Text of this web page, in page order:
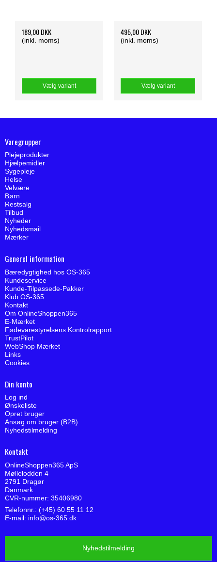
189,00 DKK
(inkl. moms)
Vælg variant
495,00 DKK
(inkl. moms)
Vælg variant
Varegrupper
Plejeprodukter
Hjælpemidler
Sygepleje
Helse
Velvære
Børn
Restsalg
Tilbud
Nyheder
Nyhedsmail
Mærker
Generel information
Bæredygtighed hos OS-365
Kundeservice
Kunde-Tilpassede-Pakker
Klub OS-365
Kontakt
Om OnlineShoppen365
E-Mærket
Fødevarestyrelsens Kontrolrapport
TrustPilot
WebShop Mærket
Links
Cookies
Din konto
Log ind
Ønskeliste
Opret bruger
Ansøg om bruger (B2B)
Nyhedstilmelding
Kontakt
OnlineShoppen365 ApS
Møllelodden 4
2791 Dragør
Danmark
CVR-nummer: 35406980
Telefonnr.: (+45) 60 55 11 12
E-mail: info@os-365.dk
Nyhedstilmelding